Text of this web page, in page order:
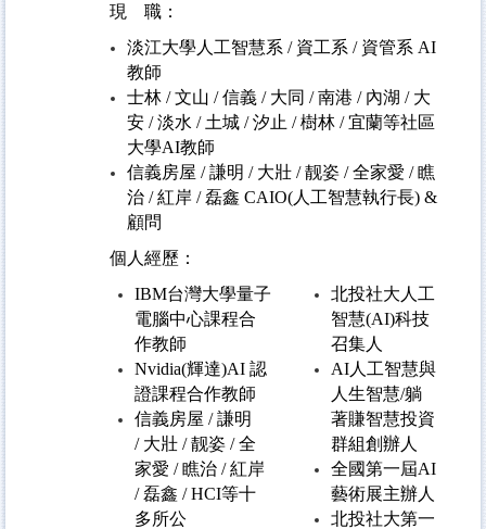
現 職：
淡江大學人工智慧系 / 資工系 / 資管系 AI
教師
士林 / 文山 / 信義 / 大同 / 南港 / 內湖 / 大
安 / 淡水 / 土城 / 汐止 / 樹林 / 宜蘭等社區
大學AI教師
信義房屋 / 謙明 / 大壯 / 靓姿 / 全家愛 / 瞧
治 / 紅岸 / 磊鑫 CAIO(人工智慧執行長) &
顧問
個人經歷：
IBM台灣大學量子
電腦中心課程合
作教師
Nvidia(輝達)AI 認
證課程合作教師
信義房屋 / 謙明
/ 大壯 / 靓姿 / 全
家愛 / 瞧治 / 紅岸
/ 磊鑫 / HCI等十
多所公
北投社大人工
智慧(AI)科技
召集人
AI人工智慧與
人生智慧/躺
著賺智慧投資
群組創辦人
全國第一屆AI
藝術展主辦人
北投社大第一